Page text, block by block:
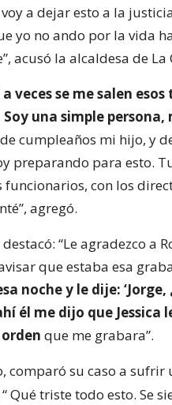
a dejar esto a la
yo no ando por la vida
acusó la alcaldesa de La
veces se me salen
una simple persona,
cumpleaños mi hijo, y
preparando para esto.
funcionarios, con los
agregó.
“Le agradezco a
que estaba esa
noche y le dije: ‘Jorge,
él me dijo que Jessica
que me grabara”.
comparó su caso a sufrir
Qué triste todo esto. Se